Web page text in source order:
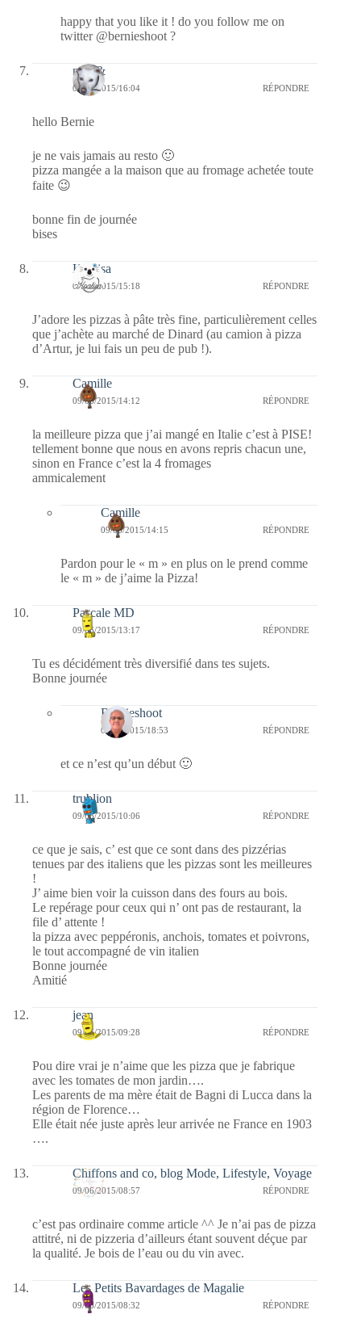
happy that you like it ! do you follow me on
twitter @bernieshoot ?
nays&
09/06/2015/16:04 RÉPONDRE
hello Bernie
je ne vais jamais au resto 🙂
pizza mangée a la maison que au fromage achetée toute
faite 😉
bonne fin de journée
bises
Koalisa
09/06/2015/15:18 RÉPONDRE
J’adore les pizzas à pâte très fine, particulièrement celles
que j’achète au marché de Dinard (au camion à pizza
d’Artur, je lui fais un peu de pub !).
Camille
09/06/2015/14:12 RÉPONDRE
la meilleure pizza que j’ai mangé en Italie c’est à PISE!
tellement bonne que nous en avons repris chacun une,
sinon en France c’est la 4 fromages
ammicalement
Camille
09/06/2015/14:15 RÉPONDRE
Pardon pour le « m » en plus on le prend comme
le « m » de j’aime la Pizza!
Pascale MD
09/06/2015/13:17 RÉPONDRE
Tu es décidément très diversifié dans tes sujets.
Bonne journée
Bernieshoot
09/06/2015/18:53 RÉPONDRE
et ce n’est qu’un début 🙂
trublion
09/06/2015/10:06 RÉPONDRE
ce que je sais, c’ est que ce sont dans des pizzérias
tenues par des italiens que les pizzas sont les meilleures
!
J’ aime bien voir la cuisson dans des fours au bois.
Le repérage pour ceux qui n’ ont pas de restaurant, la
file d’ attente !
la pizza avec peppéronis, anchois, tomates et poivrons,
le tout accompagné de vin italien
Bonne journée
Amitié
jean
09/06/2015/09:28 RÉPONDRE
Pou dire vrai je n’aime que les pizza que je fabrique
avec les tomates de mon jardin….
Les parents de ma mère était de Bagni di Lucca dans la
région de Florence…
Elle était née juste après leur arrivée ne France en 1903
….
Chiffons and co, blog Mode, Lifestyle, Voyage
09/06/2015/08:57 RÉPONDRE
c’est pas ordinaire comme article ^^ Je n’ai pas de pizza
attitré, ni de pizzeria d’ailleurs étant souvent déçue par
la qualité. Je bois de l’eau ou du vin avec.
Les Petits Bavardages de Magalie
09/06/2015/08:32 RÉPONDRE